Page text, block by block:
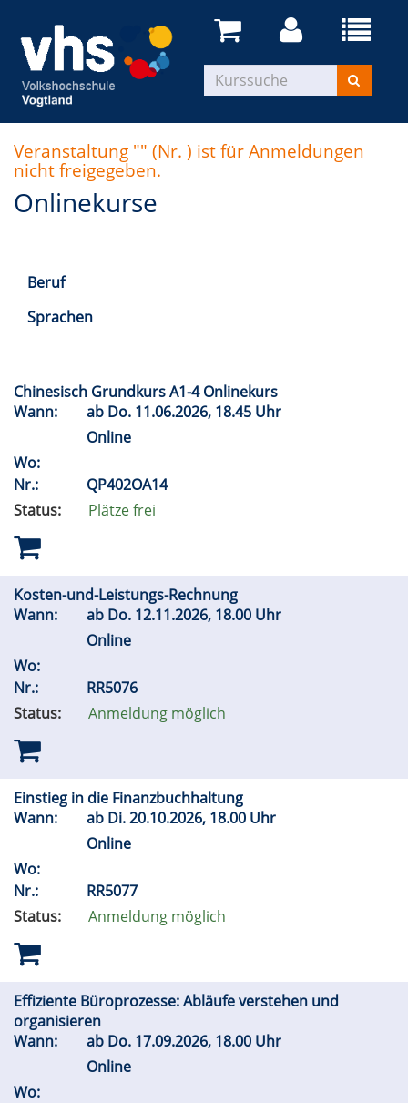
Veranstaltung "" (Nr. ) ist für Anmeldungen
nicht freigegeben.
Onlinekurse
Beruf
Sprachen
Chinesisch Grundkurs A1-4 Onlinekurs
Wann:
ab Do. 11.06.2026, 18.45 Uhr
Online
Wo:
Nr.:
QP402OA14
Status:
Plätze frei
Kosten-und-Leistungs-Rechnung
Wann:
ab Do. 12.11.2026, 18.00 Uhr
Online
Wo:
Nr.:
RR5076
Status:
Anmeldung möglich
Einstieg in die Finanzbuchhaltung
Wann:
ab Di.20.10.2026, 18.00 Uhr
Online
Wo:
Nr.:
RR5077
Status:
Anmeldung möglich
Effiziente Büroprozesse: Abläufe verstehen und
organisieren
Wann:
ab Do. 17.09.2026, 18.00 Uhr
Online
Wo: